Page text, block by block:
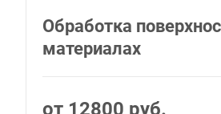
Обработка
материалах
от 12800 руб.